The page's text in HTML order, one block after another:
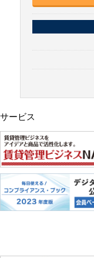
サービス